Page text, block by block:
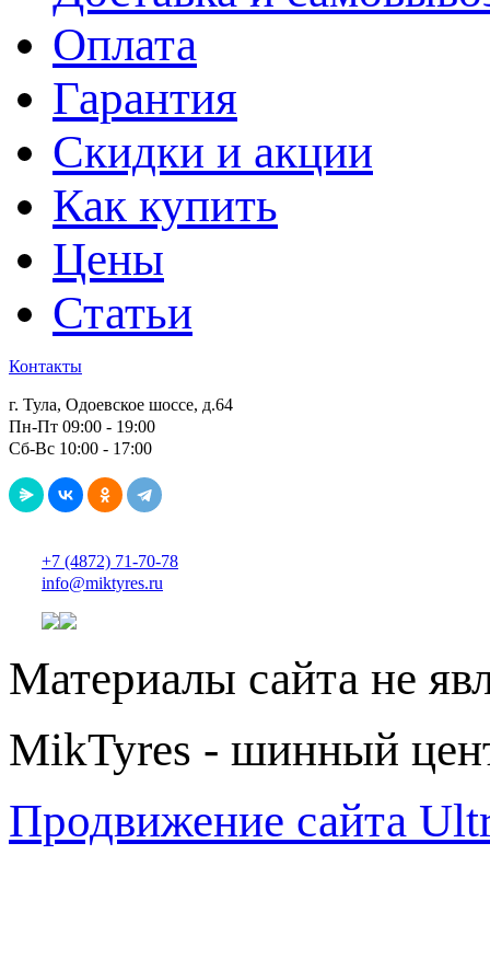
Оплата
Гарантия
Скидки и акции
Как купить
Цены
Статьи
Контакты
г. Тула, Одоевское шоссе, д.64
Пн-Пт 09:00 - 19:00
Сб-Вс 10:00 - 17:00
+7 (4872) 71-70-78
info@miktyres.ru
Материалы сайта не
MikTyres - шинный
Продвижение сайта